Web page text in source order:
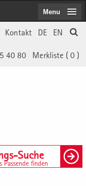
EN
DE
Kontakt
Merkliste ( 0 )
40 80
Suche
Passende finden
Menu